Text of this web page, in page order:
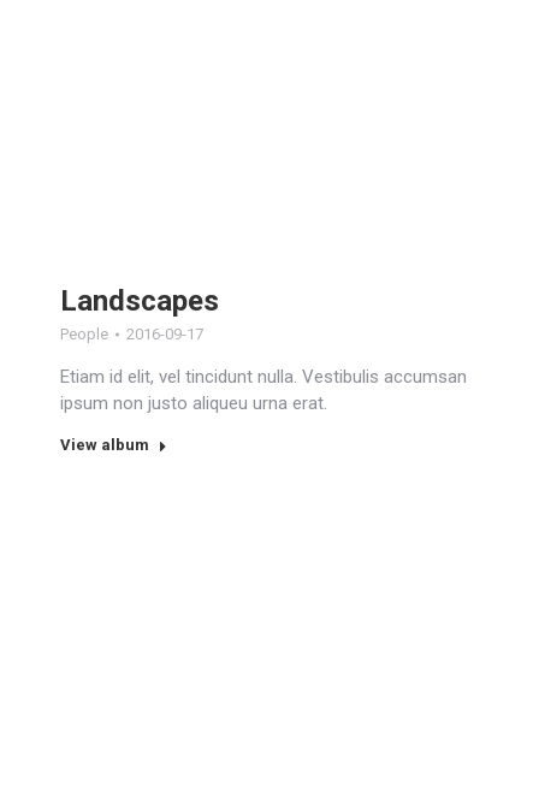
Landscapes
People 2016-09-17
Etiam id elit, vel tincidunt nulla. Vestibulis accumsan
ipsum non justo aliqueu urna erat.
View album